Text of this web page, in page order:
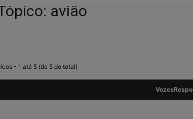
avião
- 1 até 5 (de 5 do total)
Vozes